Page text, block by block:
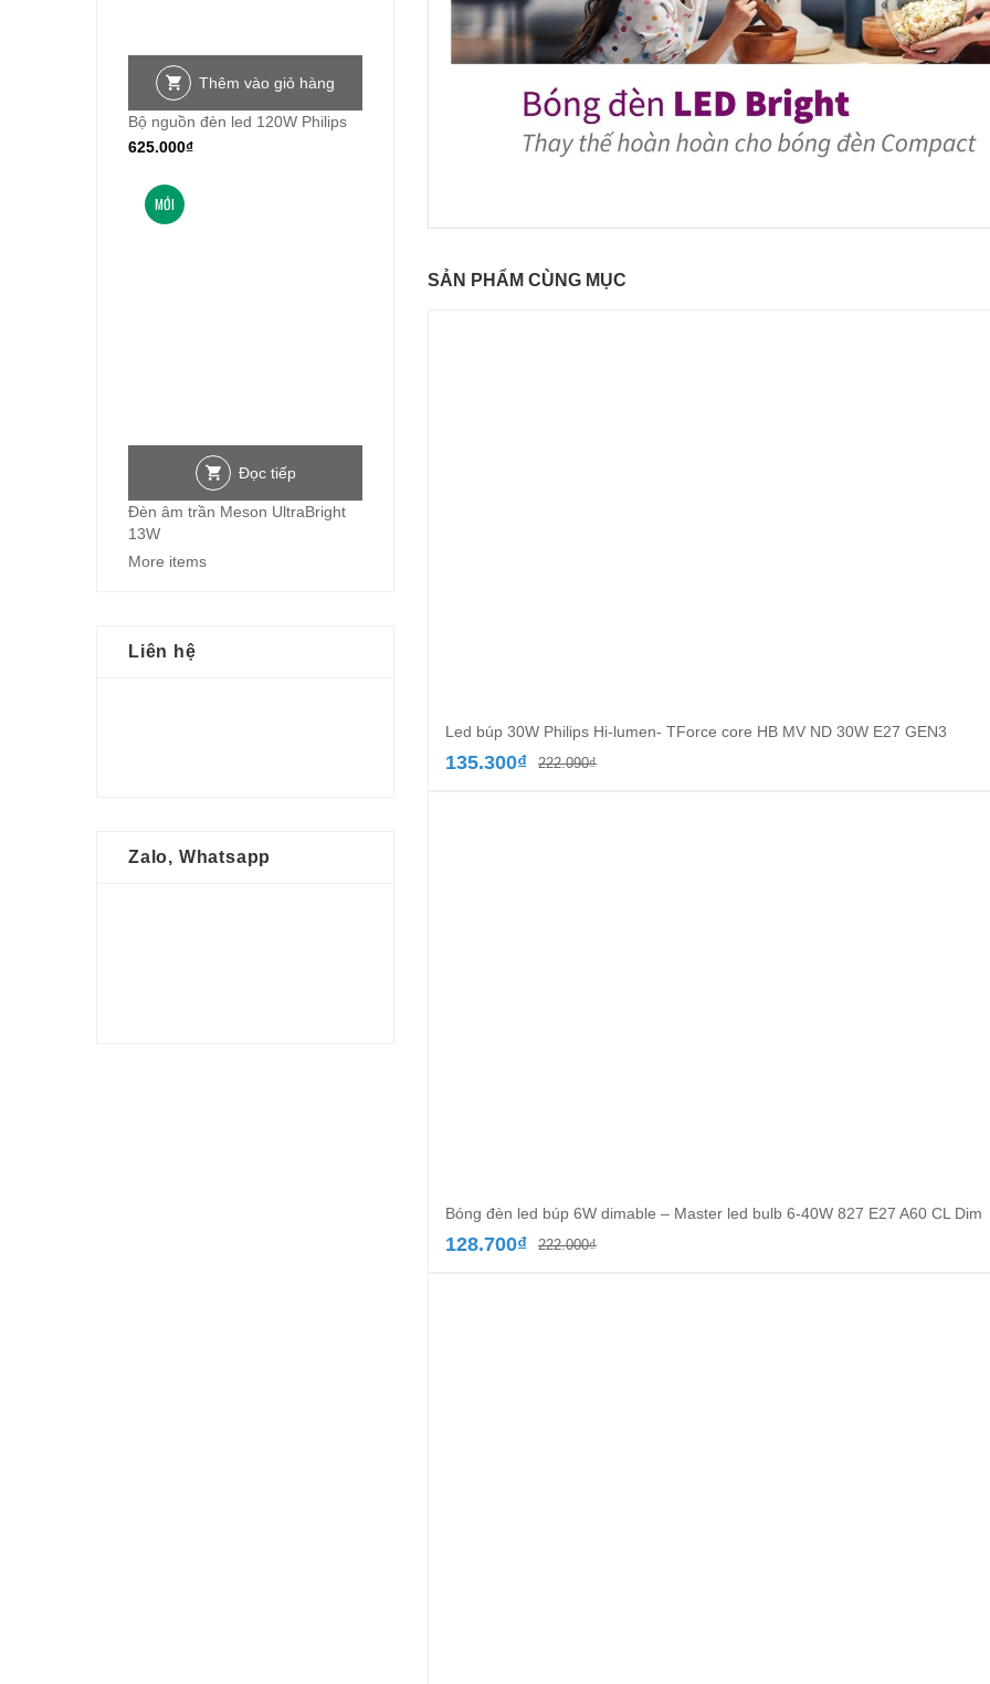
SẢN PHẨM CÙNG MỤC
Led búp 30W Philips Hi-lumen- TForce core HB MV ND 30W E27 GEN3
222.090₫Giá
135.300₫
Giá
Bóng đèn led búp 6W dimable – Master led bulb 6-40W 827 E27 A60 CL Dim
222.000₫Giá
128.700₫
Giá
Thêm vào giỏ hàng
Bộ nguồn đèn led 120W Philips
625.000₫
MỚI
Đọc tiếp
Đèn âm trần Meson UltraBright
13W
More items
Liên hệ
Zalo, Whatsapp